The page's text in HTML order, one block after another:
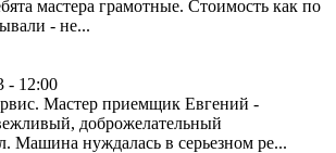
мастера грамотные. Стоимость как по
- не...
- 12:00
Мастер приемщик Евгений -
доброжелательный
Машина нуждалась в серьезном ре...